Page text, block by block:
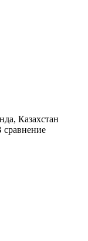
Казахстан
сравнение